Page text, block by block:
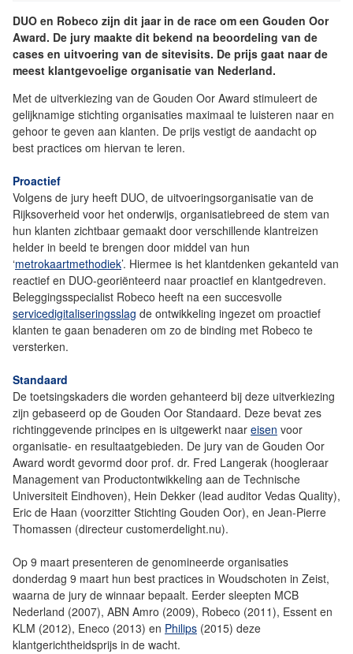
DUO en Robeco zijn dit jaar in de race om een Gouden Oor
Award. De jury maakte dit bekend na beoordeling van de
cases en uitvoering van de sitevisits. De prijs gaat naar de
meest klantgevoelige organisatie van Nederland.
Met de uitverkiezing van de Gouden Oor Award stimuleert de
gelijknamige stichting organisaties maximaal te luisteren naar en
gehoor te geven aan klanten. De prijs vestigt de aandacht op
best practices om hiervan te leren.
Proactief
Volgens de jury heeft DUO, de uitvoeringsorganisatie van de
Rijksoverheid voor het onderwijs, organisatiebreed de stem van
hun klanten zichtbaar gemaakt door verschillende klantreizen
helder in beeld te brengen door middel van hun
‘metrokaartmethodiek’. Hiermee is het klantdenken gekanteld van
reactief en DUO-georiënteerd naar proactief en klantgedreven.
Beleggingsspecialist Robeco heeft na een succesvolle
servicedigitaliseringsslag de ontwikkeling ingezet om proactief
klanten te gaan benaderen om zo de binding met Robeco te
versterken.
Standaard
De toetsingskaders die worden gehanteerd bij deze uitverkiezing
zijn gebaseerd op de Gouden Oor Standaard. Deze bevat zes
richtinggevende principes en is uitgewerkt naar eisen voor
organisatie- en resultaatgebieden. De jury van de Gouden Oor
Award wordt gevormd door prof. dr. Fred Langerak (hoogleraar
Management van Productontwikkeling aan de Technische
Universiteit Eindhoven), Hein Dekker (lead auditor Vedas Quality),
Eric de Haan (voorzitter Stichting Gouden Oor), en Jean-Pierre
Thomassen (directeur customerdelight.nu).
Op 9 maart presenteren de genomineerde organisaties
donderdag 9 maart hun best practices in Woudschoten in Zeist,
waarna de jury de winnaar bepaalt. Eerder sleepten MCB
Nederland (2007), ABN Amro (2009), Robeco (2011), Essent en
KLM (2012), Eneco (2013) en Philips (2015) deze
klantgerichtheidsprijs in de wacht.